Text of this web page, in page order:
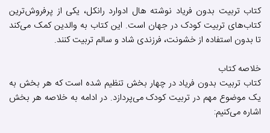
کتاب تربیت بدون فریاد نوشته هال ادوارد رانکل، یکی از پرفروش‌ترین
کتاب‌های تربیت کودک در جهان است. این کتاب به والدین کمک می‌کند
تا بدون استفاده از خشونت، فرزندی شاد و سالم تربیت کنند.
خلاصه کتاب
کتاب تربیت بدون فریاد در چهار بخش تنظیم شده است که هر بخش به
یک موضوع مهم در تربیت کودک می‌پردازد. در ادامه به خلاصه هر بخش
اشاره می‌کنیم: